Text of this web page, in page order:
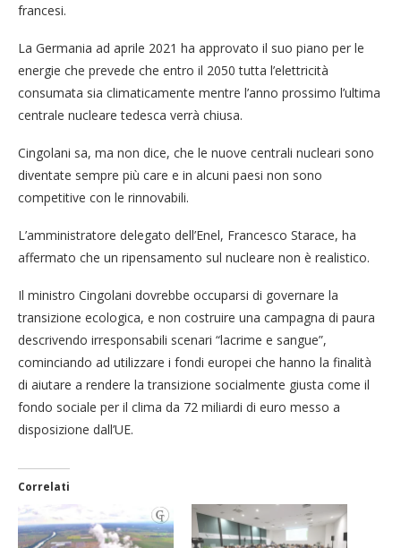
francesi.
La Germania ad aprile 2021 ha approvato il suo piano per le
energie che prevede che entro il 2050 tutta l’elettricità
consumata sia climaticamente mentre l’anno prossimo l’ultima
centrale nucleare tedesca verrà chiusa.
Cingolani sa, ma non dice, che le nuove centrali nucleari sono
diventate sempre più care e in alcuni paesi non sono
competitive con le rinnovabili.
L’amministratore delegato dell’Enel, Francesco Starace, ha
affermato che un ripensamento sul nucleare non è realistico.
Il ministro Cingolani dovrebbe occuparsi di governare la
transizione ecologica, e non costruire una campagna di paura
descrivendo irresponsabili scenari “lacrime e sangue”,
cominciando ad utilizzare i fondi europei che hanno la finalità
di aiutare a rendere la transizione socialmente giusta come il
fondo sociale per il clima da 72 miliardi di euro messo a
disposizione dall’UE.
Correlati